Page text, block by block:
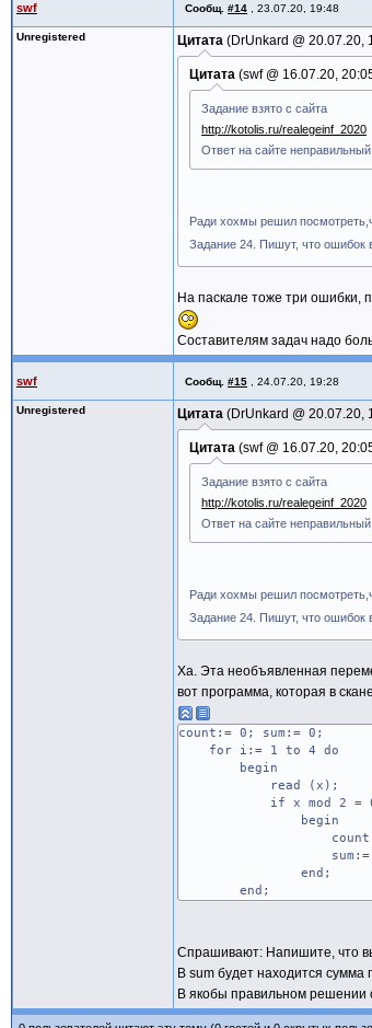
swf Сообщ. #14 23.07.20, 19:48
Unregistered Цитата DrUnkard @ 20.07.20,
Цитата swf @ 16.07.20,
Задание взято с сайта
http://kotolis.ru/realegeinf_2020
Ответ на сайте
Ради хохмы решил
Задание 24. Пишут, что ошибок
На паскале тоже три ошибки,
Составителям задач надо
swf Сообщ. #15 24.07.20, 19:28
Unregistered Цитата DrUnkard @ 20.07.20,
Цитата swf @ 16.07.20,
Задание взято с сайта
http://kotolis.ru/realegeinf_2020
Ответ на сайте
Ради хохмы решил
Задание 24. Пишут, что ошибок
Ха. Эта необъявленная
вот программа, которая в
count:= 0; sum:= 0;
for i:= 1 to 4 do
begin
read (x);
if x mod 2 = 0
begin
count:=
sum:= x
end;
end;
Спрашивают: Напишите, что
В sum будет находится сумма
В якобы правильном решении